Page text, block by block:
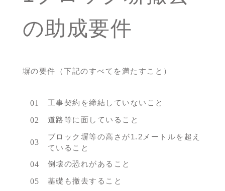
の助成要件
塀の要件（下記のすべてを満たすこと）
工事契約を締結していないこと
道路等に面していること
ブロック塀等の高さが1.2メートルを超え
ていること
倒壊の恐れがあること
基礎も撤去すること